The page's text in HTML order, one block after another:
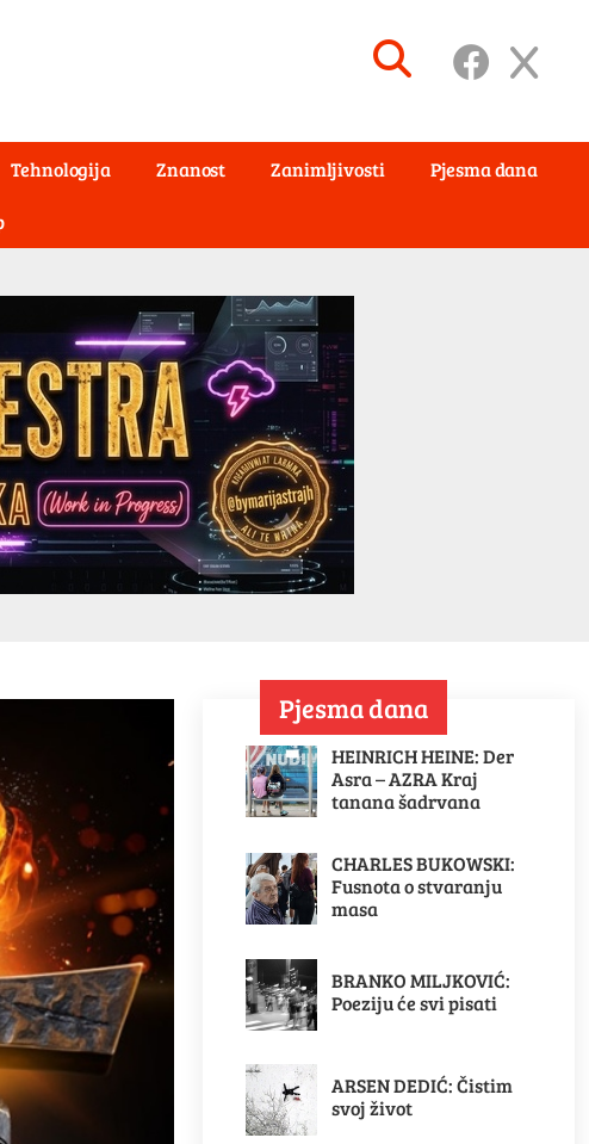
Tehnologija Znanost Zanimljivosti Pjesma dana
Pjesma dana
HEINRICH HEINE: Der
Asra – AZRA Kraj
tanana šadrvana
CHARLES BUKOWSKI:
Fusnota o stvaranju
masa
BRANKO MILJKOVIĆ:
Poeziju će svi pisati
ARSEN DEDIĆ: Čistim
svoj život